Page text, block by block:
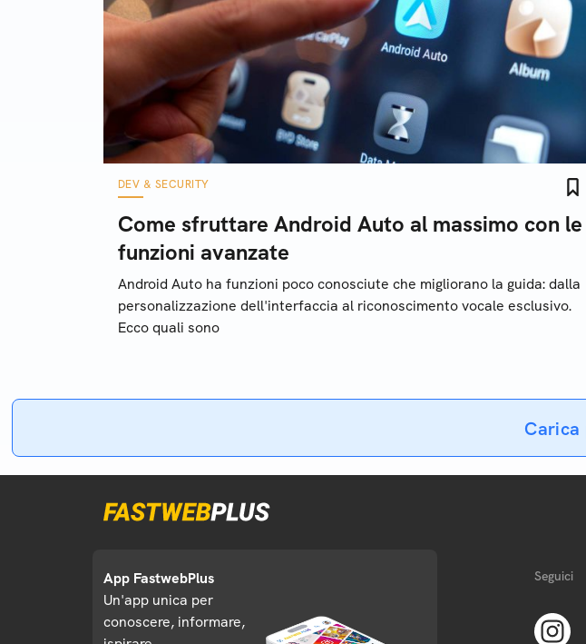
DEV & SECURITY
Come sfruttare Android Auto al massimo con le
funzioni avanzate
Android Auto ha funzioni poco conosciute che migliorano la guida: dalla
personalizzazione dell'interfaccia al riconoscimento vocale esclusivo.
Ecco quali sono
Carica
App FastwebPlus
Un'app unica per
conoscere, informare,
Seguici